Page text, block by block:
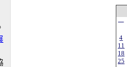
一
4
11
18
25